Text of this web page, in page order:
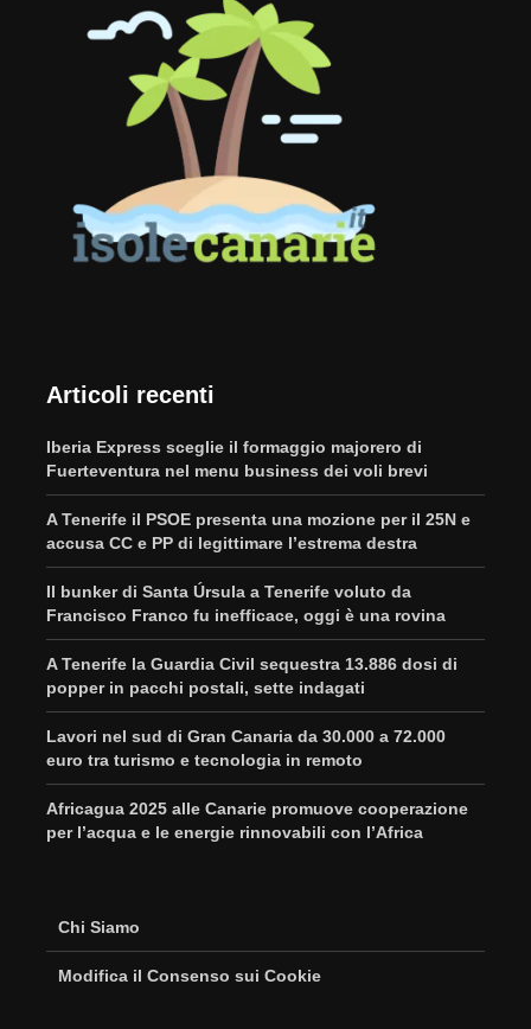
Articoli recenti
Iberia Express sceglie il formaggio majorero di
Fuerteventura nel menu business dei voli brevi
A Tenerife il PSOE presenta una mozione per il 25N e
accusa CC e PP di legittimare l’estrema destra
Il bunker di Santa Úrsula a Tenerife voluto da
Francisco Franco fu inefficace, oggi è una rovina
A Tenerife la Guardia Civil sequestra 13.886 dosi di
popper in pacchi postali, sette indagati
Lavori nel sud di Gran Canaria da 30.000 a 72.000
euro tra turismo e tecnologia in remoto
Africagua 2025 alle Canarie promuove cooperazione
per l’acqua e le energie rinnovabili con l’Africa
Chi Siamo
Modifica il Consenso sui Cookie